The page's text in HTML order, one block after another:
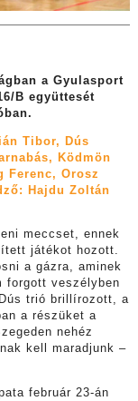
a Gyulasport
B együttesét
Tibor, Dús
Ködmön
Ferenc, Orosz
Hajdu Zoltán
meccset, ennek
játékot hozott.
a gázra, aminek
forgott veszélyben
trió brillírozott, a
a részüket a
nehéz
kell maradjunk –
február 23-án